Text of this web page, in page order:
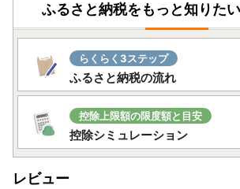
ふるさと納税をもっと知りた
らくらく3ステップ
ふるさと納税の流れ
控除上限額の限度額と目安
控除シミュレーション
レビュー